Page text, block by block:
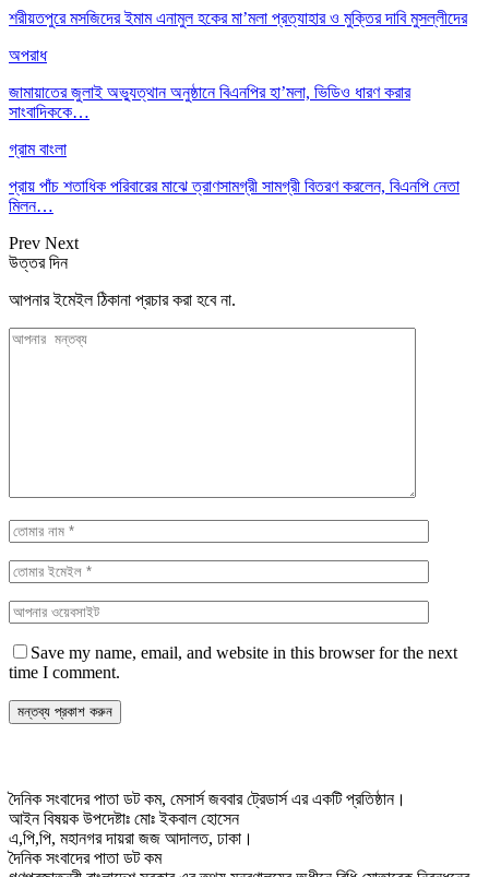
শরীয়তপুরে মসজিদের ইমাম এনামুল হকের মা’মলা প্রত্যাহার ও মুক্তির দাবি মুসল্লীদের
অপরাধ
জামায়াতের জুলাই অভ্যুত্থান অনুষ্ঠানে বিএনপির হা’মলা, ভিডিও ধারণ করার
সাংবাদিককে…
গ্রাম বাংলা
প্রায় পাঁচ শতাধিক পরিবারের মাঝে ত্রাণসামগ্রী সামগ্রী বিতরণ করলেন, বিএনপি নেতা
মিলন…
Prev Next
উত্তর দিন
আপনার ইমেইল ঠিকানা প্রচার করা হবে না.
Save my name, email, and website in this browser for the next
time I comment.
দৈনিক সংবাদের পাতা ডট কম, মেসার্স জববার ট্রেডার্স এর একটি প্রতিষ্ঠান।
আইন বিষয়ক উপদেষ্টাঃ মোঃ ইকবাল হোসেন
এ,পি,পি, মহানগর দায়রা জজ আদালত, ঢাকা।
দৈনিক সংবাদের পাতা ডট কম